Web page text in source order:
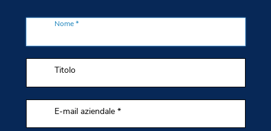
Nome *
Titolo
E-mail aziendale *